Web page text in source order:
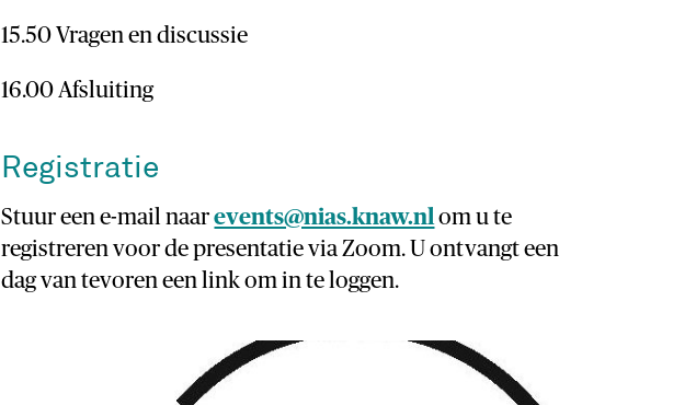
15.50 Vragen en discussie
16.00 Afsluiting
Registratie
Stuur een e-mail naarevents@nias.knaw.nl om u te
registreren voor de presentatie via Zoom. U ontvangt een
dag van tevoren een link om in te loggen.